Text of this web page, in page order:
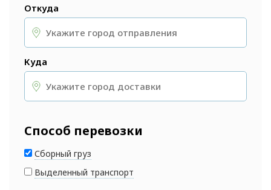
Откуда
Куда
Способ перевозки
Сборный груз
Выделенный транспорт